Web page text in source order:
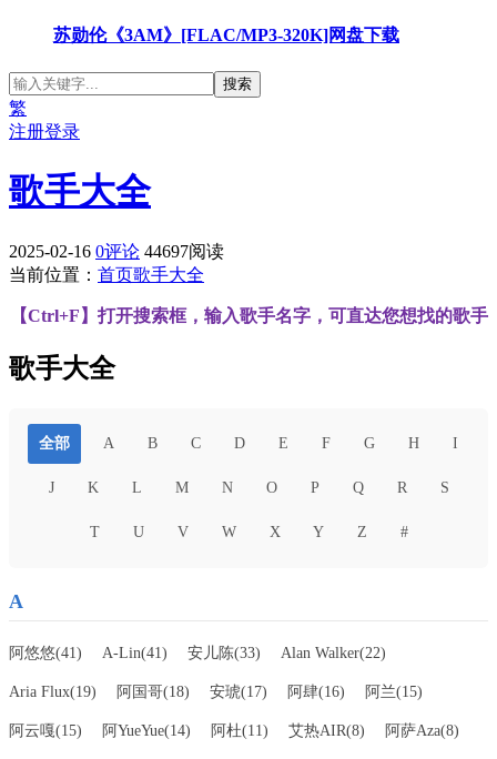
苏勋伦《3AM》[FLAC/MP3-320K]网盘下载
繁
注册登录
歌手大全
2025-02-16 0评论 44697阅读
当前位置： 首页歌手大全
【Ctrl+F 】 打开搜索框，输入歌手名字，可直达您想找的歌手
歌手大全
全部 A B C D E F G H I
J K L M N O P Q R S
T U V W X Y Z #
A
阿悠悠(41) A-Lin(41) 安儿陈(33) Alan Walker(22)
Aria Flux(19) 阿国哥(18) 安琥(17) 阿肆(16) 阿兰(15)
阿云嘎(15) 阿YueYue(14) 阿杜(11) 艾热AIR(8) 阿萨Aza(8)